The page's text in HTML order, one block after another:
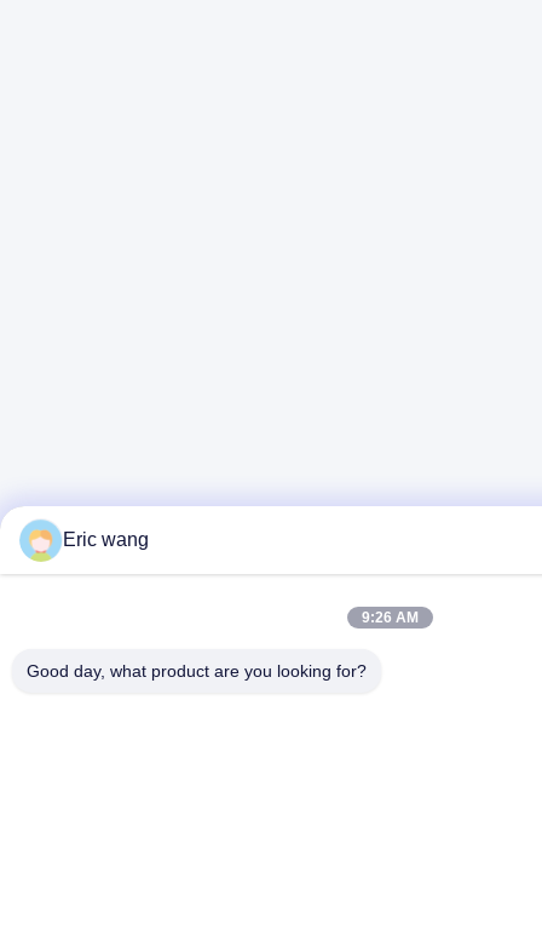
Eric wang
9:26 AM
Good day, what product are you looking for?